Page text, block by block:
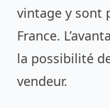
vintage y sont
France.
la possibilité
vendeur.